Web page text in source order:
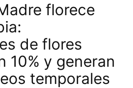
florece
de flores
10% y generan
temporales